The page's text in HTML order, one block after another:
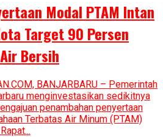
Modal PTAM Intan
Target 90 Persen
Bersih
BANJARBARU – Pemerintah
menginvestasikan sedikitnya
penambahan penyertaan
Terbatas Air Minum (PTAM)